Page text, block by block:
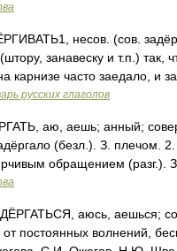
несов. (сов.
занавеску и т.п.)
карнизе часто заедало, и
русских глаголов
аю, аешь; анный;
(безл.). З. плечом.
обращением (разг.).
аюсь, аешься;
постоянных волнений,